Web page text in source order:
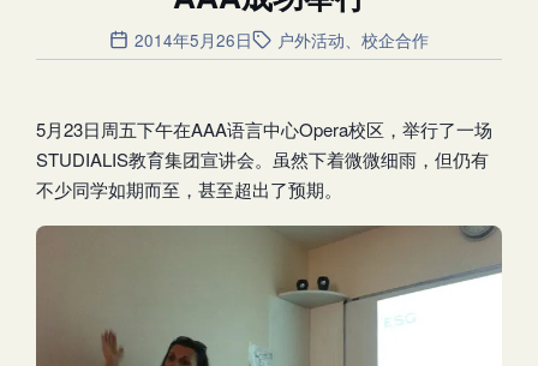
2014年5月26日 户外活动 、校企合作
5月23日周五下午在AAA语言中心Opera校区，举行了一场
STUDIALIS教育集团宣讲会。虽然下着微微细雨，但仍有
不少同学如期而至，甚至超出了预期。